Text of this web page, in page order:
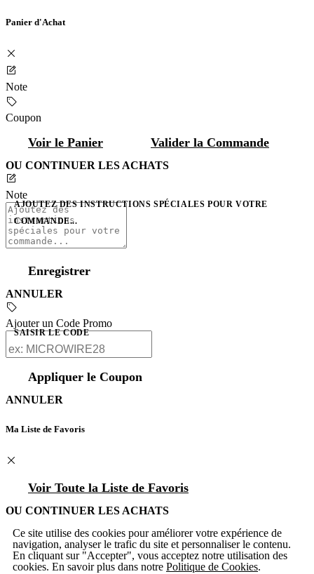
Panier d'Achat
Note
Coupon
Voir le Panier Valider la Commande
OU CONTINUER LES ACHATS
Note
AJOUTEZ DES INSTRUCTIONS SPÉCIALES POUR VOTRE
COMMANDE...
Enregistrer
ANNULER
Ajouter un Code Promo
SAISIR LE CODE
Appliquer le Coupon
ANNULER
Ma Liste de Favoris
Voir Toute la Liste de Favoris
OU CONTINUER LES ACHATS
Ce site utilise des cookies pour améliorer votre expérience de
navigation, analyser le trafic du site et personnaliser le contenu.
En cliquant sur "Accepter", vous acceptez notre utilisation des
cookies. En savoir plus dans notre Politique de Cookies.